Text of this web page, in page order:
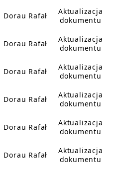
Dorau Rafał
Aktualizacja
dokumentu
Dorau Rafał
Aktualizacja
dokumentu
Dorau Rafał
Aktualizacja
dokumentu
Dorau Rafał
Aktualizacja
dokumentu
Dorau Rafał
Aktualizacja
dokumentu
Dorau Rafał
Aktualizacja
dokumentu